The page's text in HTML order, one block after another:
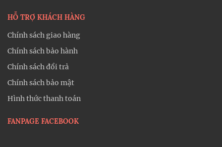
HỖ TRỢ KHÁCH HÀNG
Chính sách giao hàng
Chính sách bảo hành
Chính sách đổi trả
Chính sách bảo mật
Hình thức thanh toán
FANPAGE FACEBOOK